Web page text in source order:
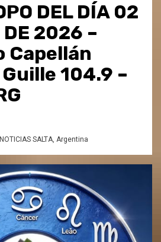
DEL DÍA 02
2026 –
Capellán
104.9 –
SALTA, Argentina